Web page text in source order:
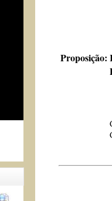
Proposição: